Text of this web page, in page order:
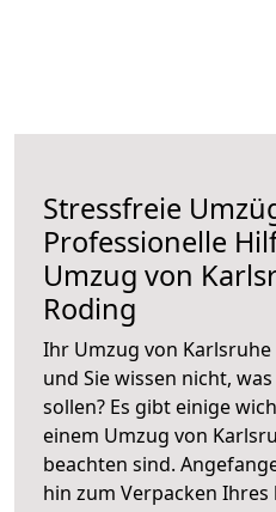
Stressfreie
Professionelle
Umzug von
Roding
Ihr Umzug von
und Sie wissen nicht,
sollen? Es gibt einige
einem Umzug von
beachten sind.
hin zum Verpacken